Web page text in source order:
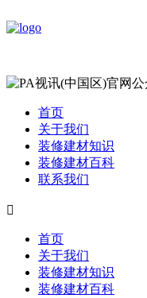
首页
关于我们
装修建材知识
装修建材百科
联系我们

首页
关于我们
装修建材知识
装修建材百科